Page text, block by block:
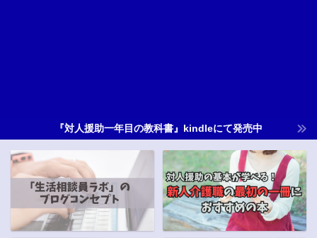
『対人援助一年目の教科書』kindleにて発売中